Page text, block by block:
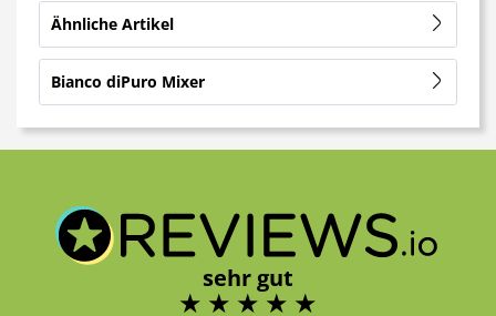
Ähnliche Artikel
Bianco diPuro Mixer
sehr gut